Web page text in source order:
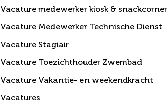
Vacature medewerker kiosk & snackcorner
Vacature Medewerker Technische Dienst
Vacature Stagiair
Vacature Toezichthouder Zwembad
Vacature Vakantie- en weekendkracht
Vacatures